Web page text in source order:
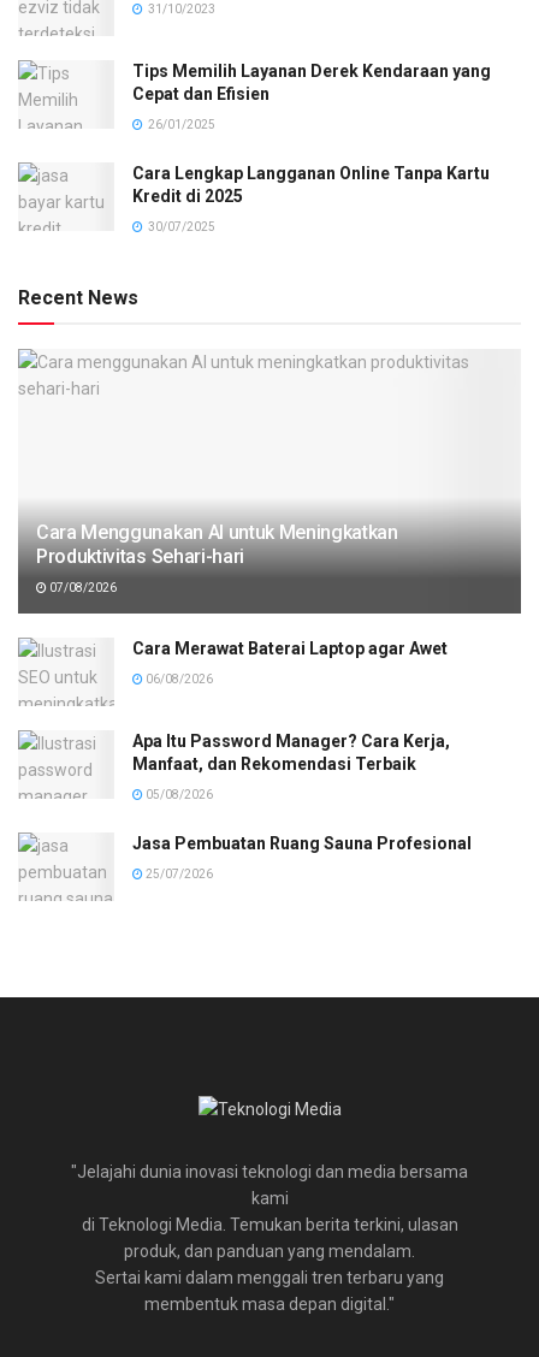
31/10/2023
Tips Memilih Layanan Derek Kendaraan yang
Cepat dan Efisien
26/01/2025
Cara Lengkap Langganan Online Tanpa Kartu
Kredit di 2025
30/07/2025
Recent News
Cara Menggunakan AI untuk Meningkatkan
Produktivitas Sehari-hari
07/08/2026
Cara Merawat Baterai Laptop agar Awet
06/08/2026
Apa Itu Password Manager? Cara Kerja,
Manfaat, dan Rekomendasi Terbaik
05/08/2026
Jasa Pembuatan Ruang Sauna Profesional
25/07/2026
"Jelajahi dunia inovasi teknologi dan media bersama
kami
di Teknologi Media. Temukan berita terkini, ulasan
produk, dan panduan yang mendalam.
Sertai kami dalam menggali tren terbaru yang
membentuk masa depan digital."